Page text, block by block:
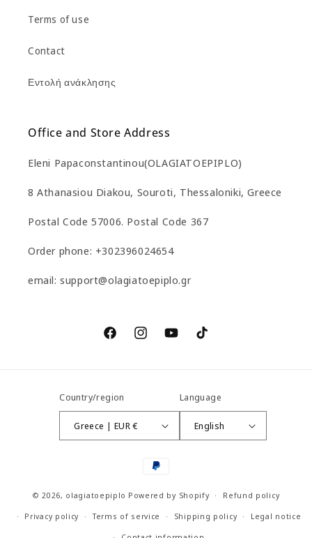
Terms of use
Contact
Εντολή ανάκλησης
Office and Store Address
Eleni Papaconstantinou(OLAGIATOEPIPLO)
8 Athanasiou Diakou, Souroti, Thessaloniki, Greece
Postal Code 57006. Postal Code 367
Order phone: +302396024654
email: support@olagiatoepiplo.gr
FacebookInstagramYouTubeTikTok
Country/region
Greece | EUR €
Language
English
Payment
© 2026, olagiatoepiplo Powered by Shopify
Refund policy
Privacy policy
Terms of service Shipping policy
Legal notice